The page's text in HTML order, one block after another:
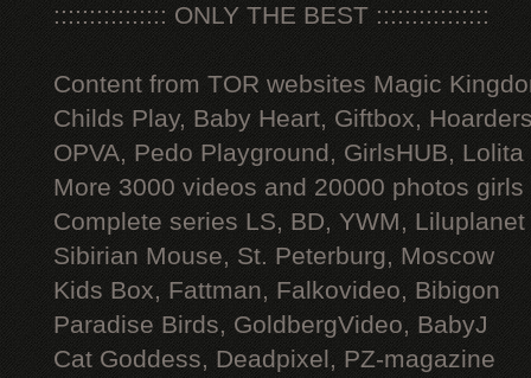
:::::::::::::::: ONLY THE BEST ::::::::::::::::
Content from TOR websites Magic
Childs Play, Baby Heart, Giftbox,
OPVA, Pedo Playground, GirlsHUB, Lolita
More 3000 videos and 20000 photos
Complete series LS, BD, YWM, Liluplanet
Sibirian Mouse, St. Peterburg, Moscow
Kids Box, Fattman, Falkovideo, Bibigon
Paradise Birds, GoldbergVideo, BabyJ
Cat Goddess, Deadpixel, PZ-magazine